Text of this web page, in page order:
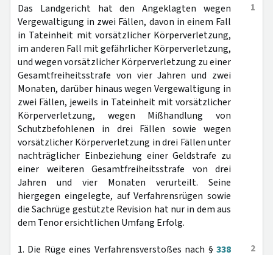
1
Das Landgericht hat den Angeklagten wegen
Vergewaltigung in zwei Fällen, davon in einem Fall
in Tateinheit mit vorsätzlicher Körperverletzung,
im anderen Fall mit gefährlicher Körperverletzung,
und wegen vorsätzlicher Körperverletzung zu einer
Gesamtfreiheitsstrafe von vier Jahren und zwei
Monaten, darüber hinaus wegen Vergewaltigung in
zwei Fällen, jeweils in Tateinheit mit vorsätzlicher
Körperverletzung, wegen Mißhandlung von
Schutzbefohlenen in drei Fällen sowie wegen
vorsätzlicher Körperverletzung in drei Fällen unter
nachträglicher Einbeziehung einer Geldstrafe zu
einer weiteren Gesamtfreiheitsstrafe von drei
Jahren und vier Monaten verurteilt. Seine
hiergegen eingelegte, auf Verfahrensrügen sowie
die Sachrüge gestützte Revision hat nur in dem aus
dem Tenor ersichtlichen Umfang Erfolg.
2
1. Die Rüge eines Verfahrensverstoßes nach § 338